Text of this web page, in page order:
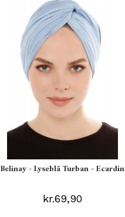
Belinay - Lyseblå Turban - Ecardin
kr.69,90